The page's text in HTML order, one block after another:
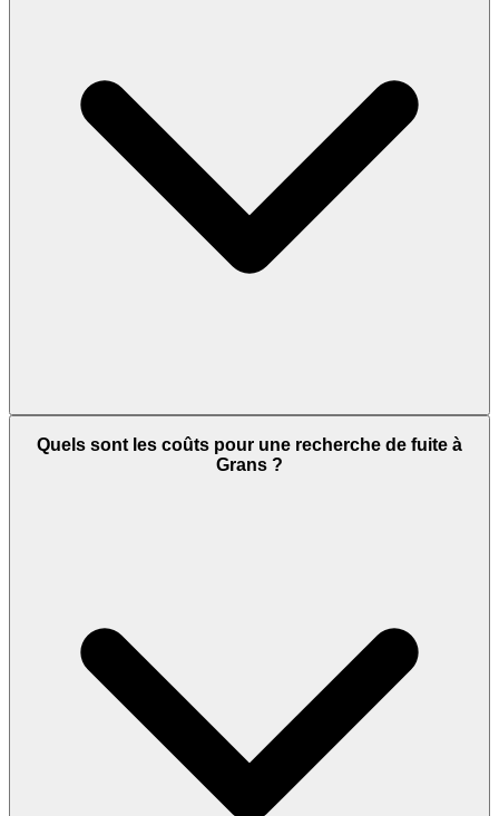
Quels sont les coûts pour une recherche de fuite à
Grans ?